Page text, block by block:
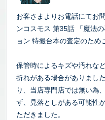
お客さまよりお電話にてお
ンコスモス 第35話 「魔法
ョン 特撮台本の査定のため
保管時によるキズや汚れな
折れがある場合がありまし
り、当店専門店では無い為
ず、見落としがある可能性
ただきました。